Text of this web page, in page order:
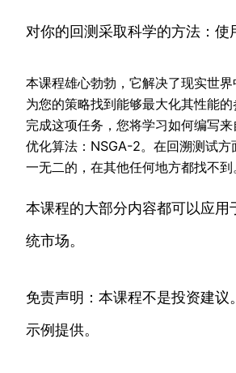
对你的回测采取科学的方法：使
本课程雄心勃勃，它解决了现实世
为您的策略找到能够最大化其性能
完成这项任务，您将学习如何编写
优化算法：NSGA-2。在回溯测试方
一无二的，在其他任何地方都找不到
本课程的大部分内容都可以应用
统市场。
免责声明：本课程不是投资建议
示例提供。